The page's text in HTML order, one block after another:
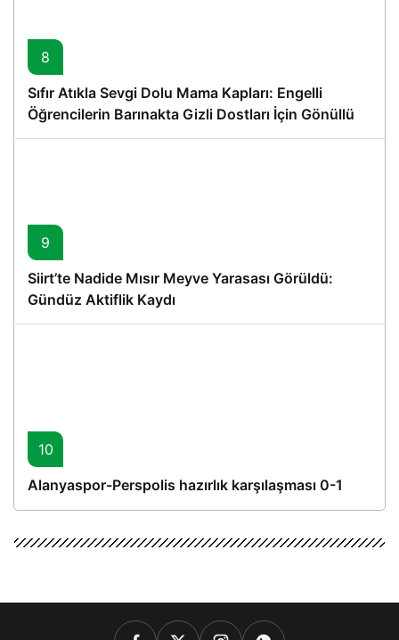
8
Sıfır Atıkla Sevgi Dolu Mama Kapları: Engelli
Öğrencilerin Barınakta Gizli Dostları İçin Gönüllü
Proje
9
Siirt’te Nadide Mısır Meyve Yarasası Görüldü:
Gündüz Aktiflik Kaydı
10
Alanyaspor-Perspolis hazırlık karşılaşması 0-1